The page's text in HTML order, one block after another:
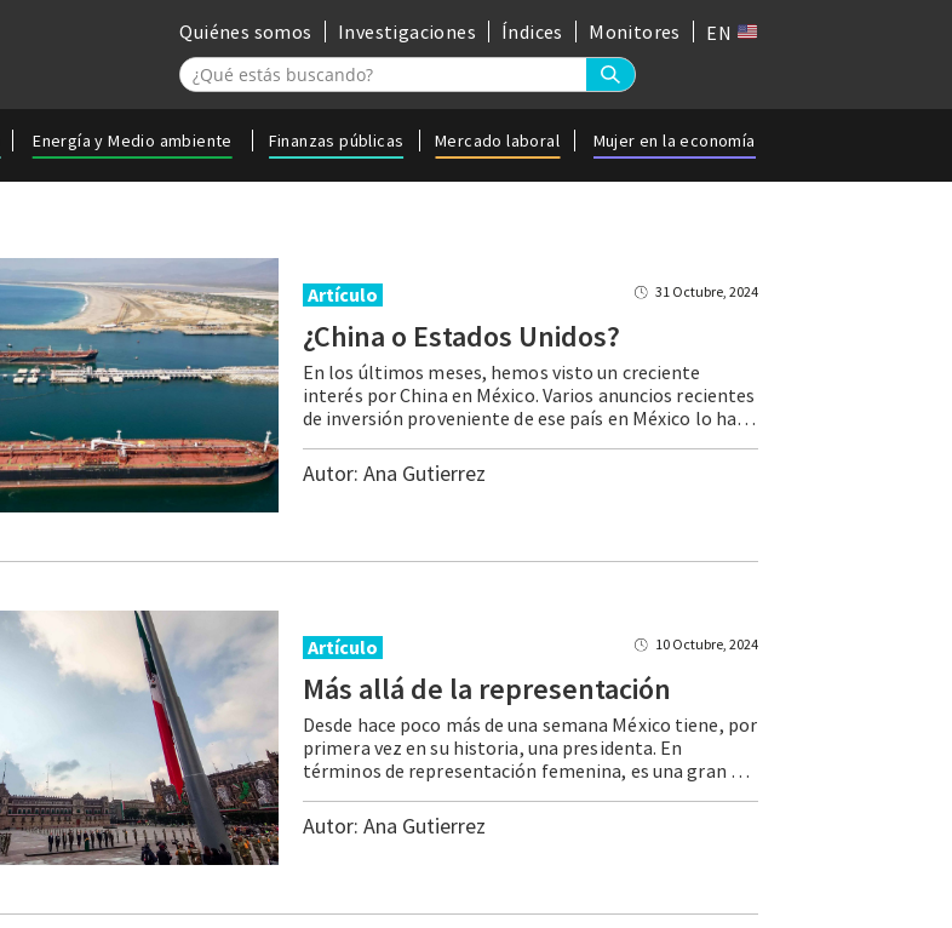
Quiénes somos Investigaciones Índices Monitores EN
Energía y Medio ambiente Finanzas públicas Mercado laboral Mujer en la economía
Artículo 31 Octubre, 2024
¿China o Estados Unidos?
En los últimos meses, hemos visto un creciente
interés por China en México. Varios anuncios recientes
de inversión proveniente de ese país en México lo han dejado claro: MG Motor, BYD y DFAC (empresas chinas del sector automotriz) anunciaron este año planes de abrir plantas en el país. Ante este interés, surge una pregunta crucial: … Continue reading ¿China o Estados Unidos?
Autor: Ana Gutierrez
Artículo 10 Octubre, 2024
Más allá de la representación
Desde hace poco más de una semana México tiene, por
primera vez en su historia, una presidenta. En
términos de representación femenina, es una gran noticia y envía un mensaje muy fuerte a las niñas y mujeres mexicanas. Además, se da en un país en el que 12 de los 32 estados tiene una gobernadora y sienta las … Continue reading Más allá de la representación
Autor: Ana Gutierrez